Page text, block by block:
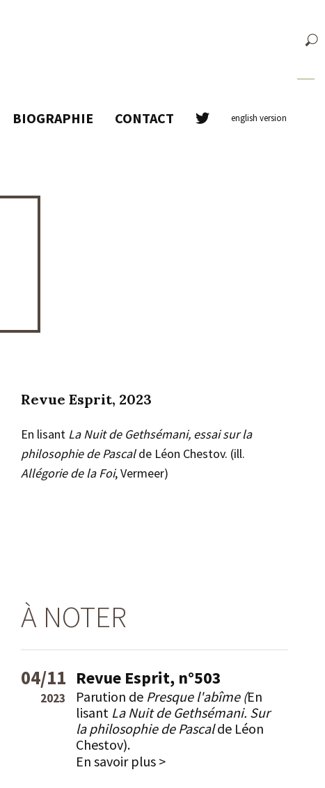
BIOGRAPHIE CONTACT english version
Revue Esprit, 2023
En lisant La Nuit de Gethsémani, essai sur la
philosophie de Pascalde Léon Chestov. (ill.
Allégorie de la Foi, Vermeer)
À NOTER
04/11
2023
Revue Esprit, n°503
Parution de Presque l'abîme (En
lisant La Nuit de Gethsémani. Sur
la philosophie de Pascalde Léon
Chestov).
En savoir plus >